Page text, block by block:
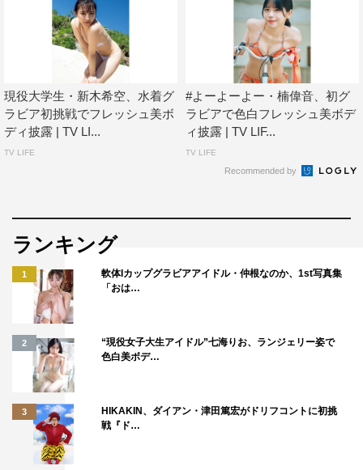
現役大学生・新木希空、水着グ
ラビア初挑戦でフレッシュ美ボ
ディ披露 | TV LI...
TV LIFE
#よーよーよー・楠偉音、初グ
ラビアで色白フレッシュ美ボデ
ィ披露 | TV LIF...
TV LIFE
Recommended by
ランキング
1
軟体Iカップグラビアアイドル・仲根なのか、1st写真集
「おは…
2
“現役女子大生アイドル”七海りお、ランジェリー姿で
色白美ボデ…
3
HIKAKIN、ダイアン・津田篤宏がドリフコントに初挑
戦『ド…